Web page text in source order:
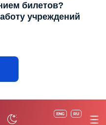
билетов?
учреждений
ENG RU